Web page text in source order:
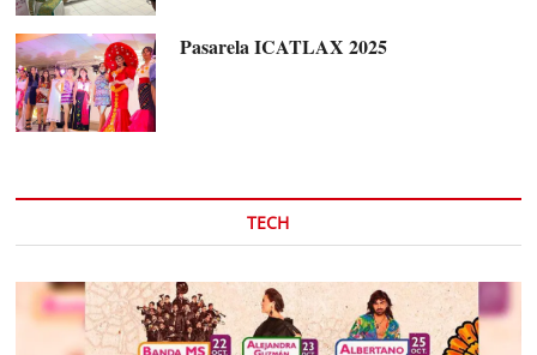
Pasarela ICATLAX 2025
TECH